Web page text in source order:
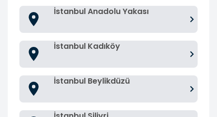
İstanbul Anadolu Yakası
İstanbul Kadıköy
İstanbul Beylikdüzü